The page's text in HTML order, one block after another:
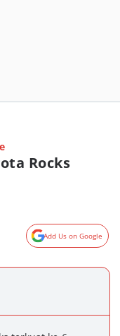
Rocks
Add Us on Google